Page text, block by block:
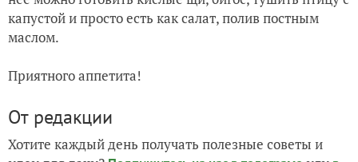
капустой и просто есть как салат, полив постным
маслом.
Приятного аппетита!
От редакции
Хотите каждый день получать полезные советы и